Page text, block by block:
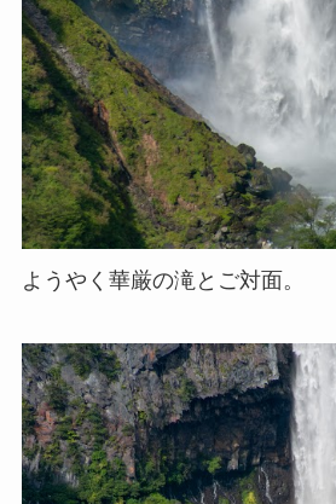
ようやく華厳の滝とご対面。